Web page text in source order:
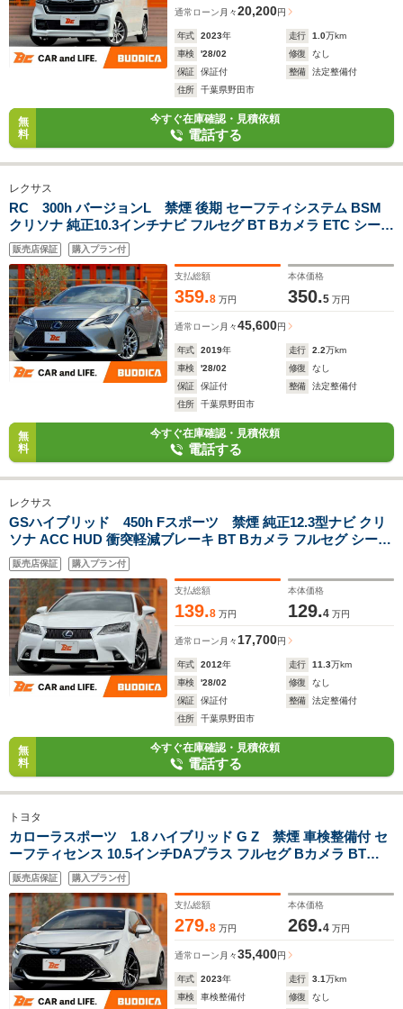
通常ローン 月々20,200円
年式 2023年 走行 1.0万km
車検
'28/02 修復
なし
保証
保証付 整備
法定整備付
住所
千葉県野田市
無
料
今すぐ在庫確認・見積依頼
電話する
レクサス
RC 300h バージョンL 禁煙 後期 セーフティシステム BSM
クリソナ 純正10.3インチナビ フルセグ BT Bカメラ ETC シート
ヒーター/ベンチレーション 三眼LED パドルシフト ドラレコ 横
滑り防止 ステリモ 純正19インチAW
販売店保証 購入プラン付
支払総額
359.8 万円
本体価格
350.5 万円
通常ローン 月々45,600円
年式 2019年 走行 2.2万km
車検
'28/02 修復
なし
保証
保証付 整備
法定整備付
住所
千葉県野田市
無
料
今すぐ在庫確認・見積依頼
電話する
レクサス
GSハイブリッド 450h Fスポーツ 禁煙 純正12.3型ナビ クリ
ソナ ACC HUD 衝突軽減ブレーキ BT Bカメラ フルセグ シート
ヒーター シートベンチレーション Aホールド Aライト LEDヘッ
ド パドルシフト ETC Pスタート 純正19インチ
販売店保証 購入プラン付
支払総額
139.8 万円
本体価格
129.4 万円
通常ローン 月々 17,700円
年式 2012年 走行 11.3万km
車検
'28/02 修復
なし
保証
保証付 整備
法定整備付
住所
千葉県野田市
無
料
今すぐ在庫確認・見積依頼
電話する
トヨタ
カローラスポーツ 1.8 ハイブリッド G Z 禁煙 車検整備付 セ
ーフティセンス 10.5インチDAプラス フルセグ Bカメラ BT
BSM ACC シート/ステアヒーター LEDヘッド Aライト Aハイビ
ーム ETC スマートキー ドラレコ 横滑り防止 革巻きステア 純
正18AW
販売店保証 購入プラン付
支払総額
279.8 万円
本体価格
269.4 万円
通常ローン 月々35,400円
年式 2023年 走行 3.1万km
車検
車検整備付 修復
なし